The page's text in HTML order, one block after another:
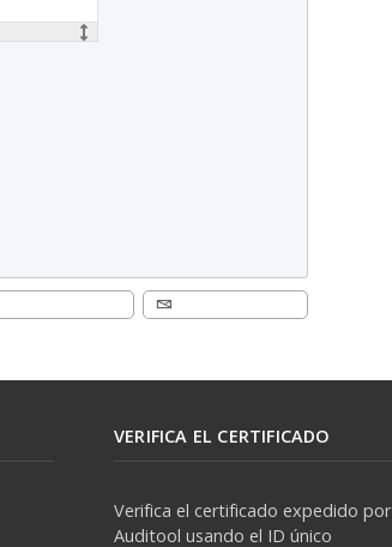
VERIFICA EL CERTIFICADO
Verifica el certificado expedido por
Auditool usando el ID único